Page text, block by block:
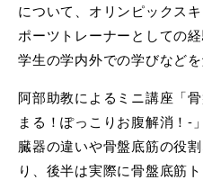
について、オリンピックス
ポーツトレーナーとしての
学生の学内外での学びなどを
阿部助教によるミニ講座「
まる！ぽっこりお腹解消！-
臓器の違いや骨盤底筋の役
り、後半は実際に骨盤底筋